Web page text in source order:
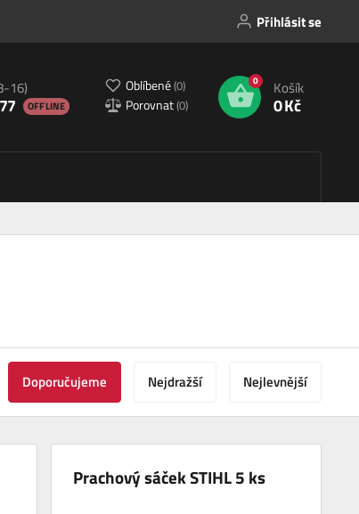
Přihlásit se
16)
OFFLINE
Oblíbené(0)
Porovnat(0)
0 Košík
0 Kč
Doporučujeme Nejdražší Nejlevnější
Prachový sáček STIHL 5 ks